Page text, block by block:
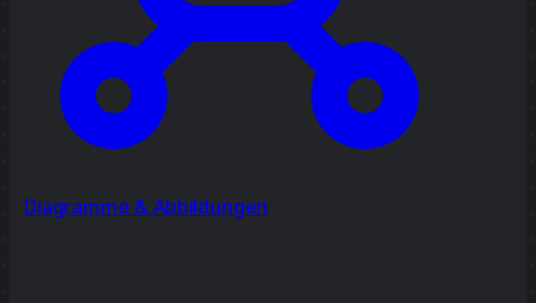
Diagramme & Abbildungen